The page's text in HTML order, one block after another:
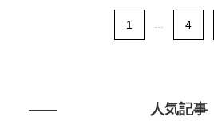
1 ... 4
人気記事